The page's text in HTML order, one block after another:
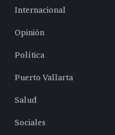
Internacional
Opinión
Política
Puerto Vallarta
Salud
Sociales